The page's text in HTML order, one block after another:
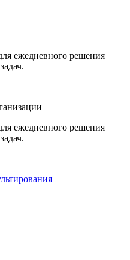
ежедневного решения
ежедневного решения